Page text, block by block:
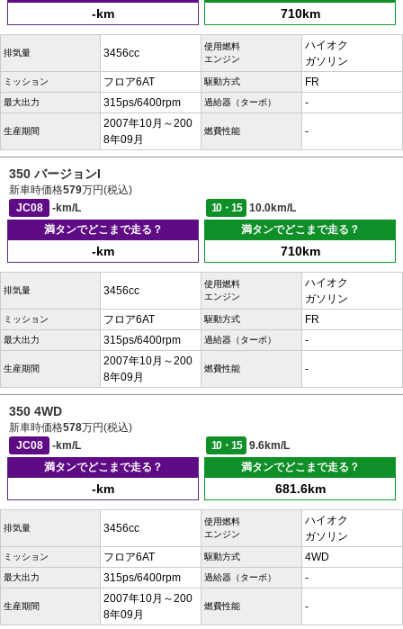
-km 710km
排気量 3456cc
使用燃料
エンジン
ハイオク
ガソリン
ミッション フロア6AT 駆動方式 FR
最大出力 315ps/6400rpm 過給器（ターボ） -
生産期間
2007年10月～200
8年09月
燃費性能 -
350 バージョンI
新車時価格579万円(税込)
JC08
-km/L 10・15
10.0km/L
満タンでどこまで走る？
-km
満タンでどこまで走る？
710km
排気量 3456cc
使用燃料
エンジン
ハイオク
ガソリン
ミッション フロア6AT 駆動方式 FR
最大出力 315ps/6400rpm 過給器（ターボ） -
生産期間
2007年10月～200
8年09月
燃費性能 -
350 4WD
新車時価格578万円(税込)
JC08
-km/L 10・15
9.6km/L
満タンでどこまで走る？
-km
満タンでどこまで走る？
681.6km
排気量 3456cc
使用燃料
エンジン
ハイオク
ガソリン
ミッション フロア6AT 駆動方式 4WD
最大出力 315ps/6400rpm 過給器（ターボ） -
生産期間
2007年10月～200
8年09月
燃費性能 -